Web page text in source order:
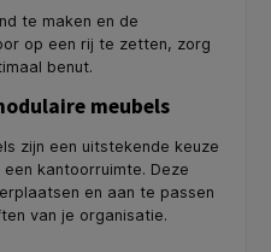
te maken en de
op een rij te zetten, zorg
benut.
meubels
zijn een uitstekende keuze
kantoorruimte. Deze
en aan te passen
van je organisatie.